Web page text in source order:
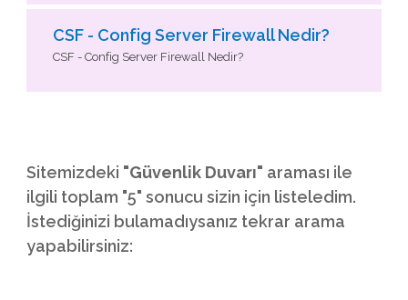
CSF - Config Server Firewall Nedir?
CSF - Config Server Firewall Nedir?
Sitemizdeki "Güvenlik Duvarı" araması ile
ilgili toplam "5" sonucu sizin için listeledim.
İstediğinizi bulamadıysanız tekrar arama
yapabilirsiniz: